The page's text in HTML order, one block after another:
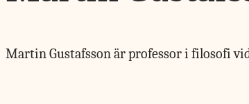
Martin Gustafsson är professor i filosofi